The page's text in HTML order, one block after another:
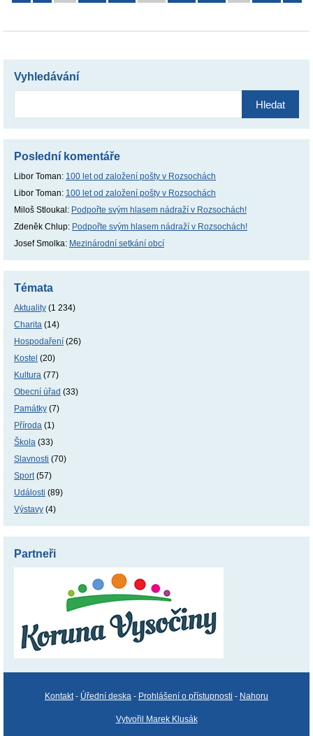
Vyhledávání
Poslední komentáře
Libor Toman: 100 let od založení pošty v Rozsochách
Libor Toman: 100 let od založení pošty v Rozsochách
Miloš Stloukal: Podpořte svým hlasem nádraží v Rozsochách!
Zdeněk Chlup: Podpořte svým hlasem nádraží v Rozsochách!
Josef Smolka: Mezinárodní setkání obcí
Témata
Aktuality (1 234)
Charita (14)
Hospodaření (26)
Kostel (20)
Kultura (77)
Obecní úřad (33)
Památky (7)
Příroda (1)
Škola (33)
Slavnosti (70)
Sport (57)
Události (89)
Výstavy (4)
Partneři
Kontakt- Úřední deska - Prohlášení o přístupnosti - Nahoru
Vytvořil Marek Klusák